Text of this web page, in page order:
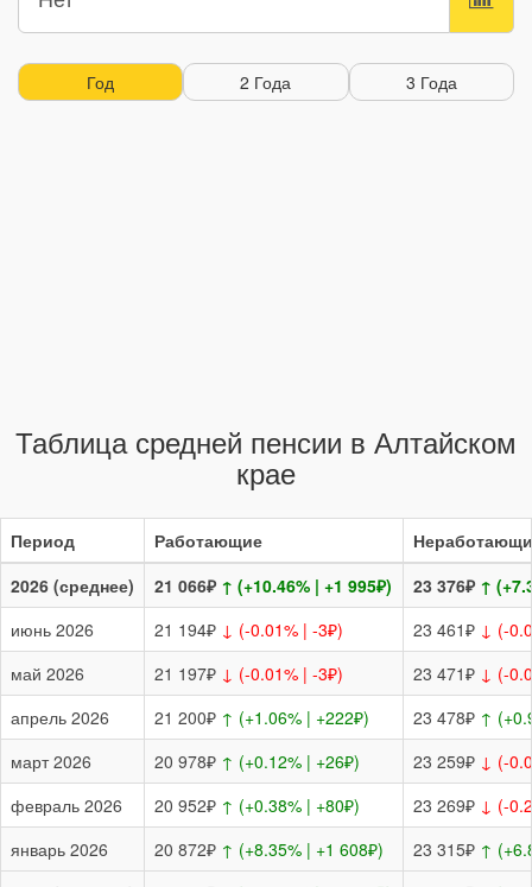
Год 2 Года 3 Года
Таблица средней пенсии в Алтайском
крае
Период Работающие
2026 (среднее)
21 066₽ ↑ (+10.46% | +1 995₽) 23 376₽ ↑
июнь 2026
21 194₽ ↓ (-0.01% | -3₽) 23 461₽ ↓ (-
май 2026
21 197₽ ↓ (-0.01% | -3₽) 23 471₽ ↓ (-
апрель 2026
21 200₽ ↑ (+1.06% | +222₽) 23 478₽ ↑
март 2026
20 978₽ ↑ (+0.12% | +26₽) 23 259₽ ↓ (-
февраль 2026
20 952₽ ↑ (+0.38% | +80₽) 23 269₽ ↓ (-
январь 2026
20 872₽ ↑ (+8.35% | +1 608₽) 23 315₽ ↑